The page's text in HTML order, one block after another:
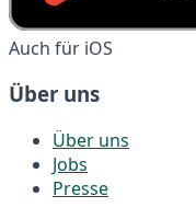
Auch für iOS
Über uns
Über uns
Jobs
Presse